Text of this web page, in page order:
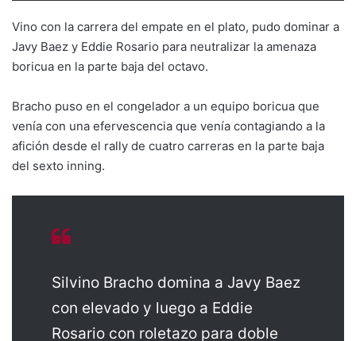
Vino con la carrera del empate en el plato, pudo dominar a
Javy Baez y Eddie Rosario para neutralizar la amenaza
boricua en la parte baja del octavo.
Bracho puso en el congelador a un equipo boricua que
venía con una efervescencia que venía contagiando a la
afición desde el rally de cuatro carreras en la parte baja
del sexto inning.
Silvino Bracho domina a Javy Baez
con elevado y luego a Eddie
Rosario con roletazo para doble